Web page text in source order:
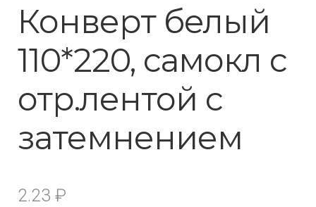
Конверт белый
110*220, самокл с
отр.лентой с
затемнением
2.23 ₽